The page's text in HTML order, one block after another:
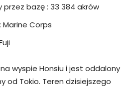
bazę : 33 384 akrów
Marine Corps
wyspie Honsiu i jest oddalony
od Tokio. Teren dzisiejszego